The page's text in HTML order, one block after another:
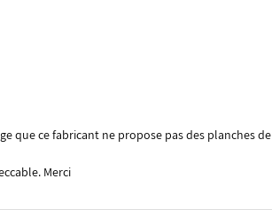
que ce fabricant ne propose pas des planches de
Merci